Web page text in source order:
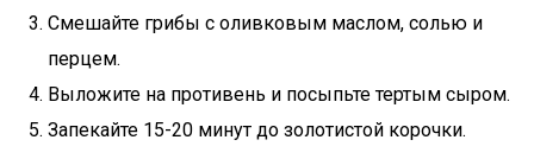
Смешайте грибы с оливковым маслом, солью и
перцем.
Выложите на противень и посыпьте тертым сыром.
Запекайте 15-20 минут до золотистой корочки.